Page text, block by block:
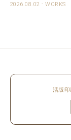
用紙は新バフン紙N
2026.08.02 WORKS
活版